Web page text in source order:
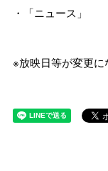
・「ニュース」
※放映日等が変更